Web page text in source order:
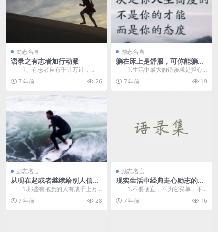
励志名言
语录之有志者加行动派
1、有志者自有千计万计，...
7 年前
26
励志名言
躺在床上是舒服，可你能躺到
老吗
1.生活中最大的错误就是担心
犯错误。 2.如果你的寿命比竞
争对手长，你就...
7 年前 19
励志名言
从现在起或者继续给别人信心
1.那些有抱负的人有成千上万
的方法，那些没有野心的人只觉得
这很困难。 2...
7 年前 28
励志名言
现实生活中经典走心励志的句
子分享
1.不要便宜，不为它买单，不
愿意迎合他人，圈子不同，你不必
坚强！为了浪费时间...
7 年前 16